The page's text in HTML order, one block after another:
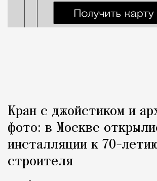
Кран с джойстиком и
фото: в Москве
инсталляции к 70-
строителя